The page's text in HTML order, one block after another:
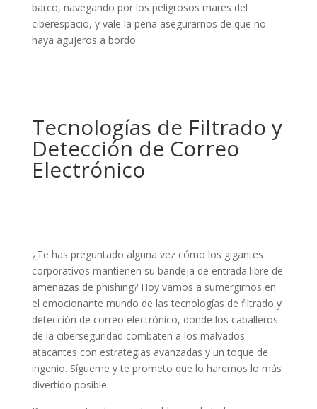
barco, navegando por los peligrosos mares del
ciberespacio, y vale la pena asegurarnos de que no
haya agujeros a bordo.
Tecnologías de Filtrado y
Detección de Correo
Electrónico
¿Te has preguntado alguna vez cómo los gigantes
corporativos mantienen su bandeja de entrada libre de
amenazas de phishing? Hoy vamos a sumergirnos en
el emocionante mundo de las tecnologías de filtrado y
detección de correo electrónico, donde los caballeros
de la ciberseguridad combaten a los malvados
atacantes con estrategias avanzadas y un toque de
ingenio. Sígueme y te prometo que lo haremos lo más
divertido posible.